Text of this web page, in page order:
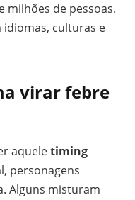
milhões de pessoas.
idiomas, culturas e
virar febre
aqueletiming
personagens
Alguns misturam